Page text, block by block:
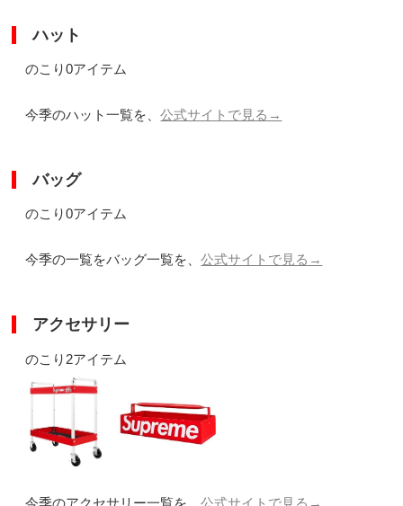
ハット
のこり0アイテム
今季のハット一覧を、公式サイトで見る→
バッグ
のこり0アイテム
今季の一覧をバッグ一覧を、公式サイトで見る→
アクセサリー
のこり2アイテム
今季のアクセサリー一覧を、公式サイトで見る→